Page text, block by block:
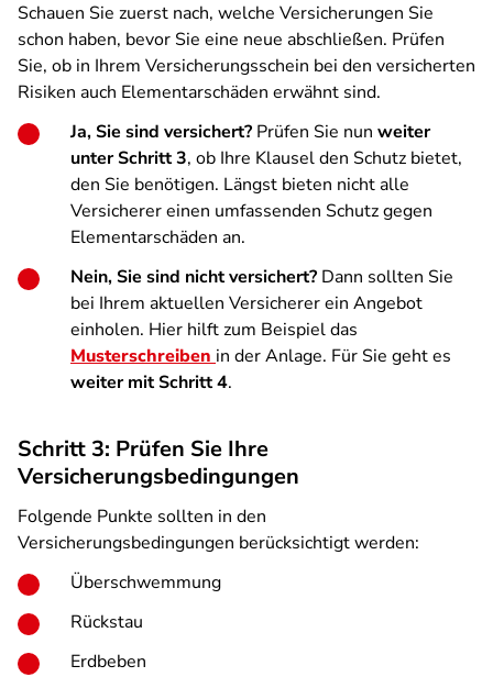
Schauen Sie zuerst nach, welche Versicherungen Sie
schon haben, bevor Sie eine neue abschließen. Prüfen
Sie, ob in Ihrem Versicherungsschein bei den versicherten
Risiken auch Elementarschäden erwähnt sind.
Ja, Sie sind versichert? Prüfen Sie nun weiter
unter Schritt 3, ob Ihre Klausel den Schutz bietet,
den Sie benötigen. Längst bieten nicht alle
Versicherer einen umfassenden Schutz gegen
Elementarschäden an.
Nein, Sie sind nicht versichert? Dann sollten Sie
bei Ihrem aktuellen Versicherer ein Angebot
einholen. Hier hilft zum Beispiel das
Musterschreiben in der Anlage. Für Sie geht es
weiter mit Schritt 4.
Schritt 3: Prüfen Sie Ihre
Versicherungsbedingungen
Folgende Punkte sollten in den
Versicherungsbedingungen berücksichtigt werden:
Überschwemmung
Rückstau
Erdbeben